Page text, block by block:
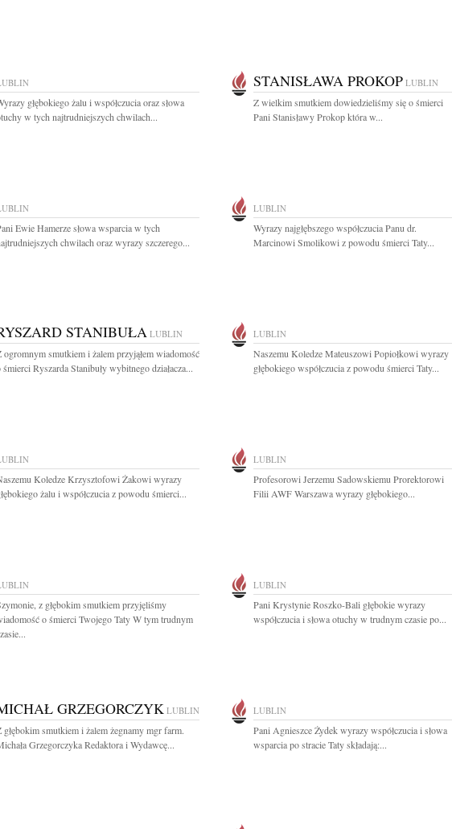
głębokiego żalu i współczucia oraz słowa
w tych najtrudniejszych chwilach...
STANISŁAWA PROKOP LUBLIN
Z wielkim smutkiem dowiedzieliśmy się o śmierci
Pani Stanisławy Prokop która w...
Ewie Hamerze słowa wsparcia w tych
chwilach oraz wyrazy szczerego...
LUBLIN
Wyrazy najgłębszego współczucia Panu dr.
Marcinowi Smolikowi z powodu śmierci Taty...
STANIBUŁA LUBLIN
ogromnym smutkiem i żalem przyjąłem wiadomość
śmierci Ryszarda Stanibuły wybitnego działacza...
LUBLIN
Naszemu Koledze Mateuszowi Popiołkowi wyrazy
głębokiego współczucia z powodu śmierci Taty...
Koledze Krzysztofowi Żakowi wyrazy
żalu i współczucia z powodu śmierci...
LUBLIN
Profesorowi Jerzemu Sadowskiemu Prorektorowi
Filii AWF Warszawa wyrazy głębokiego...
z głębokim smutkiem przyjęliśmy
o śmierci Twojego Taty W tym trudnym
LUBLIN
Pani Krystynie Roszko-Bali głębokie wyrazy
współczucia i słowa otuchy w trudnym czasie po...
GRZEGORCZYKLUBLIN
głębokim smutkiem i żalem żegnamy mgr farm.
Grzegorczyka Redaktora i Wydawcę...
LUBLIN
Pani Agnieszce Żydek wyrazy współczucia i słowa
wsparcia po stracie Taty składają:...